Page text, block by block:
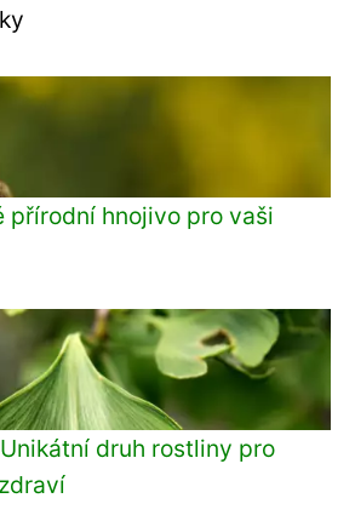
přírodní hnojivo pro vaši
druh rostliny pro